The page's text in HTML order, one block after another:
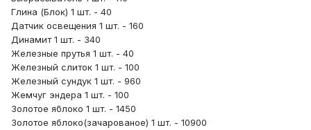
Глина (Блок) 1 шт. - 40
Датчик освещения 1 шт. - 160
Динамит 1 шт. - 340
Железные прутья 1 шт. - 40
Железный слиток 1 шт. - 100
Железный сундук 1 шт. - 960
Жемчуг эндера 1 шт. - 100
Золотое яблоко 1 шт. - 1450
Золотое яблоко(зачарованое) 1 шт. - 10900